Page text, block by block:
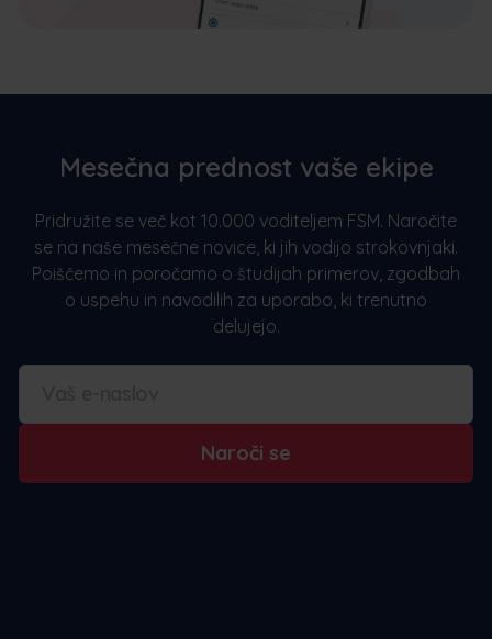
Mesečna prednost vaše ekipe
Pridružite se več kot 10.000 voditeljem FSM. Naročite
se na naše mesečne novice, ki jih vodijo strokovnjaki.
Poiščemo in poročamo o študijah primerov, zgodbah
o uspehu in navodilih za uporabo, ki trenutno
delujejo.
Naroči se